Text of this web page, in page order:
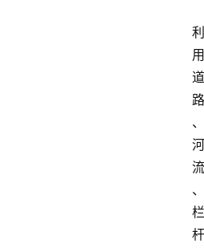
利
用
道
路
、
河
流
、
栏
杆